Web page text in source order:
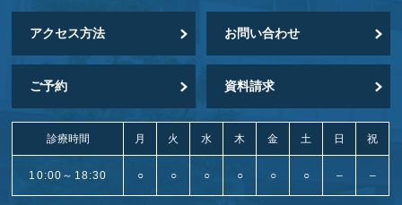
アクセス方法 お問い合わせ
ご予約 資料請求
診療時間 月 火 水 木 金 土 日 祝
10:00～18:30 ○ ○ ○ ○ ○ ○ – –